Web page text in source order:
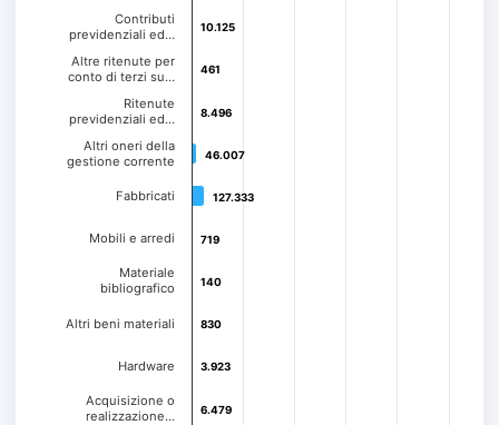
10.125
10.125
461
461
8.496
8.496
46.007
46.007
127.333
127.333
719
719
140
140
830
830
3.923
3.923
6.479
6.479
Contributi
previdenziali ed…
Altre ritenute per
conto di terzi su…
Ritenute
previdenziali ed…
Altri oneri della
gestione corrente
Fabbricati
Mobili e arredi
Materiale
bibliografico
Altri beni materiali
Hardware
Acquisizione o
realizzazione…